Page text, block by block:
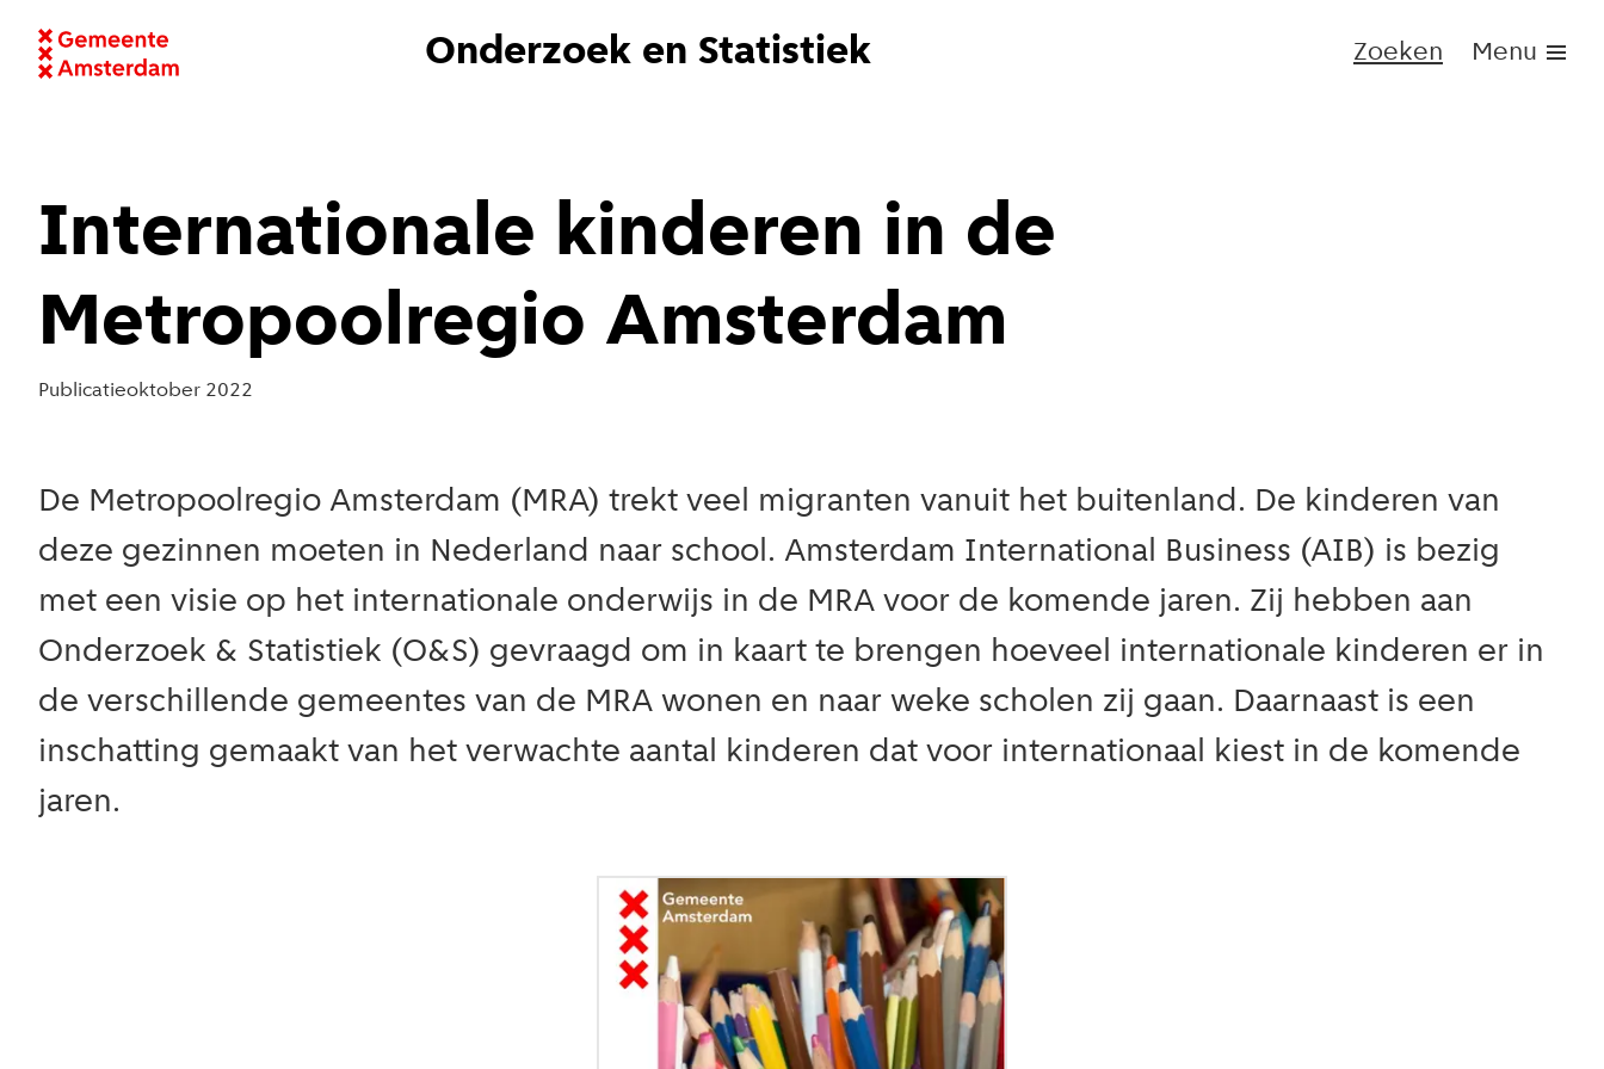
Onderzoek en Statistiek Zoeken Menu
Internationale kinderen in de
Metropoolregio Amsterdam
Publicatieoktober 2022
De Metropoolregio Amsterdam (MRA) trekt veel migranten vanuit het buitenland. De kinderen van
deze gezinnen moeten in Nederland naar school. Amsterdam International Business (AIB) is bezig
met een visie op het internationale onderwijs in de MRA voor de komende jaren. Zij hebben aan
Onderzoek & Statistiek (O&S) gevraagd om in kaart te brengen hoeveel internationale kinderen er in
de verschillende gemeentes van de MRA wonen en naar weke scholen zij gaan. Daarnaast is een
inschatting gemaakt van het verwachte aantal kinderen dat voor internationaal kiest in de komende
jaren.